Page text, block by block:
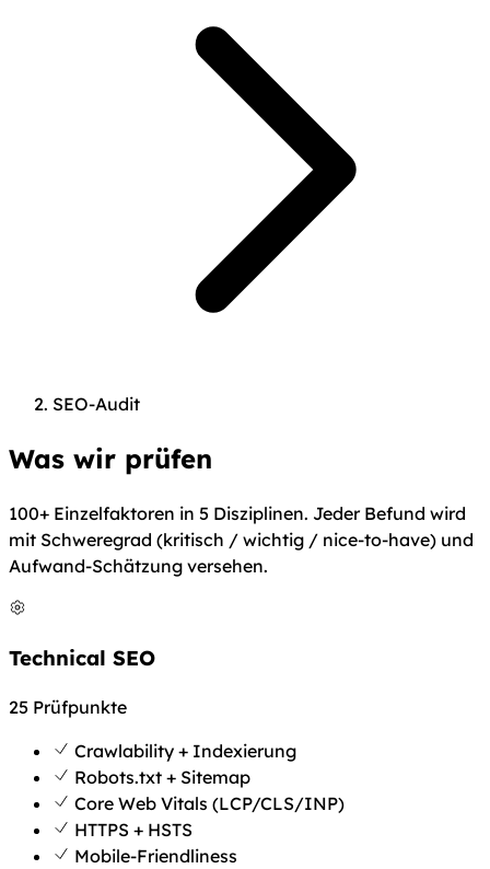
SEO-Audit
Was wir prüfen
100+ Einzelfaktoren in 5 Disziplinen. Jeder Befund wird
mit Schweregrad (kritisch / wichtig / nice-to-have) und
Aufwand-Schätzung versehen.
Technical SEO
25 Prüfpunkte
Crawlability + Indexierung
Robots.txt + Sitemap
Core Web Vitals (LCP/CLS/INP)
HTTPS + HSTS
Mobile-Friendliness